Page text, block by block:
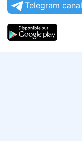
Telegram canal